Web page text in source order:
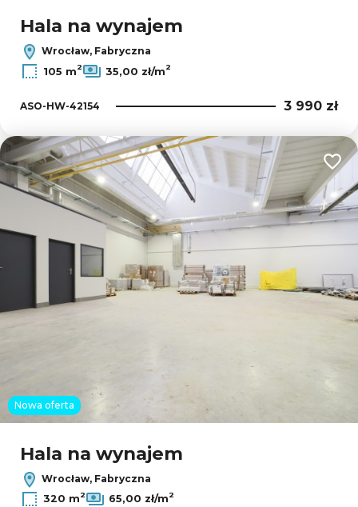
Hala na wynajem
Wrocław, Fabryczna
105 m2 35,00 zł/m2
ASO-HW-42154 3 990 zł
Nowa oferta
Hala na wynajem
Wrocław, Fabryczna
320 m2 65,00 zł/m2